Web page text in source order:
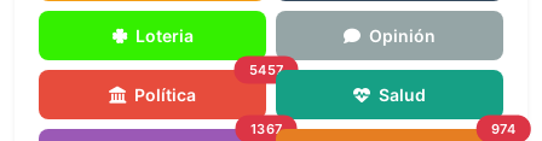
Loteria Opinión
Política
5457
Salud
1367 974